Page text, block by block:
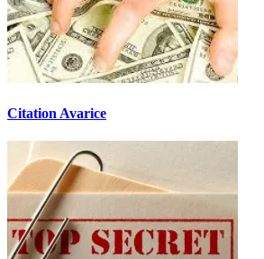
Citation Avarice